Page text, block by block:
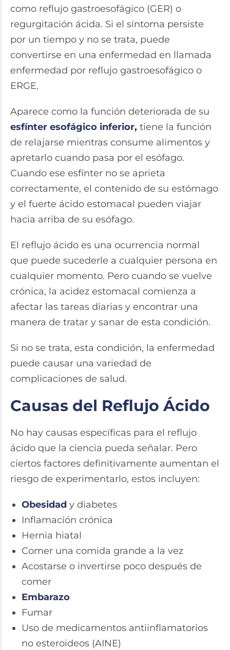
como reflujo gastroesofágico (GER) o
regurgitación ácida. Si el síntoma persiste
por un tiempo y no se trata, puede
convertirse en una enfermedad en llamada
enfermedad por reflujo gastroesofágico o
ERGE.
Aparece como la función deteriorada de su
esfínter esofágico inferior, tiene la función
de relajarse mientras consume alimentos y
apretarlo cuando pasa por el esófago.
Cuando ese esfínter no se aprieta
correctamente, el contenido de su estómago
y el fuerte ácido estomacal pueden viajar
hacia arriba de su esófago.
El reflujo ácido es una ocurrencia normal
que puede sucederle a cualquier persona en
cualquier momento. Pero cuando se vuelve
crónica, la acidez estomacal comienza a
afectar las tareas diarias y encontrar una
manera de tratar y sanar de esta condición.
Si no se trata, esta condición, la enfermedad
puede causar una variedad de
complicaciones de salud.
Causas del Reflujo Ácido
No hay causas específicas para el reflujo
ácido que la ciencia pueda señalar. Pero
ciertos factores definitivamente aumentan el
riesgo de experimentarlo, estos incluyen:
Obesidad y diabetes
Inflamación crónica
Hernia hiatal
Comer una comida grande a la vez
Acostarse o invertirse poco después de
comer
Embarazo
Fumar
Uso de medicamentos antiinflamatorios
no esteroideos (AINE)